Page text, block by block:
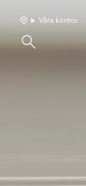
Våra kontor